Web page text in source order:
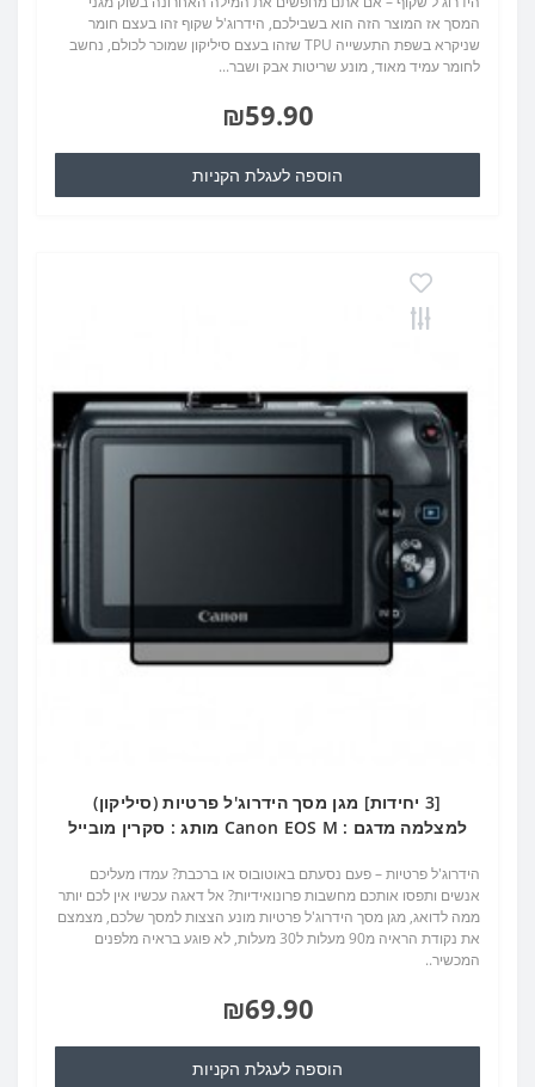
המסך אז המוצר הזה הוא בשבילכם, הידרוג'ל שקוף זהו בעצם חומר
שניקרא בשפת התעשייה TPU שזהו בעצם סיליקון שמוכר לכולם, נחשב
לחומר עמיד מאוד, מונע שריטות אבק ושבר...
₪59.90
הוספה לעגלת הקניות
[3 יחידות] מגן מסך הידרוג'ל פרטיות (סיליקון)
למצלמה מדגם : Canon EOS M מותג : סקרין מובייל
הידרוג'ל פרטיות – פעם נסעתם באוטובוס או ברכבת? עמדו מעליכם
אנשים ותפסו אותכם מחשבות פרונואידיות? אל דאגה עכשיו אין לכם יותר
ממה לדואג, מגן מסך הידרוג'ל פרטיות מונע הצצות למסך שלכם, מצמצם
את נקודת הראיה מ90 מעלות ל30 מעלות, לא פוגע בראיה מלפנים
המכשיר..
₪69.90
הוספה לעגלת הקניות